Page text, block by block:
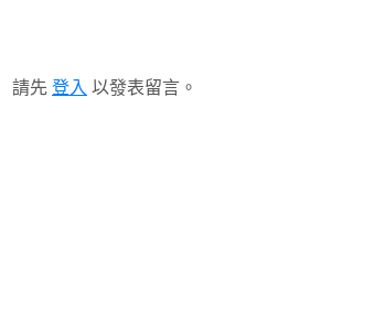
請先 登入 以發表留言。